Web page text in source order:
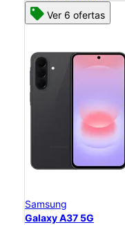
Ver 6 ofertas
Samsung
Galaxy A37 5G